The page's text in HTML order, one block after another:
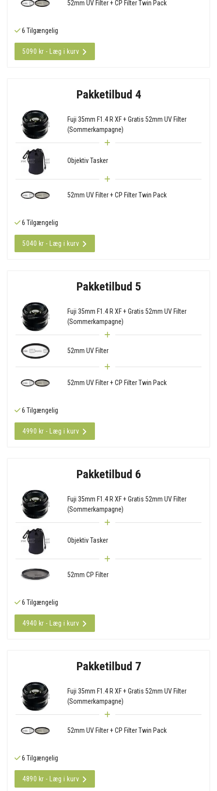
52mm UV Filter + CP Filter Twin Pack
6 Tilgængelig
5090 kr - Læg i kurv
Pakketilbud 4
Fuji 35mm F1.4 R XF + Gratis 52mm UV Filter
(Sommerkampagne)
Objektiv Tasker
52mm UV Filter + CP Filter Twin Pack
6 Tilgængelig
5040 kr - Læg i kurv
Pakketilbud 5
Fuji 35mm F1.4 R XF + Gratis 52mm UV Filter
(Sommerkampagne)
52mm UV Filter
52mm UV Filter + CP Filter Twin Pack
6 Tilgængelig
4990 kr - Læg i kurv
Pakketilbud 6
Fuji 35mm F1.4 R XF + Gratis 52mm UV Filter
(Sommerkampagne)
Objektiv Tasker
52mm CP Filter
6 Tilgængelig
4940 kr - Læg i kurv
Pakketilbud 7
Fuji 35mm F1.4 R XF + Gratis 52mm UV Filter
(Sommerkampagne)
52mm UV Filter + CP Filter Twin Pack
6 Tilgængelig
4890 kr - Læg i kurv